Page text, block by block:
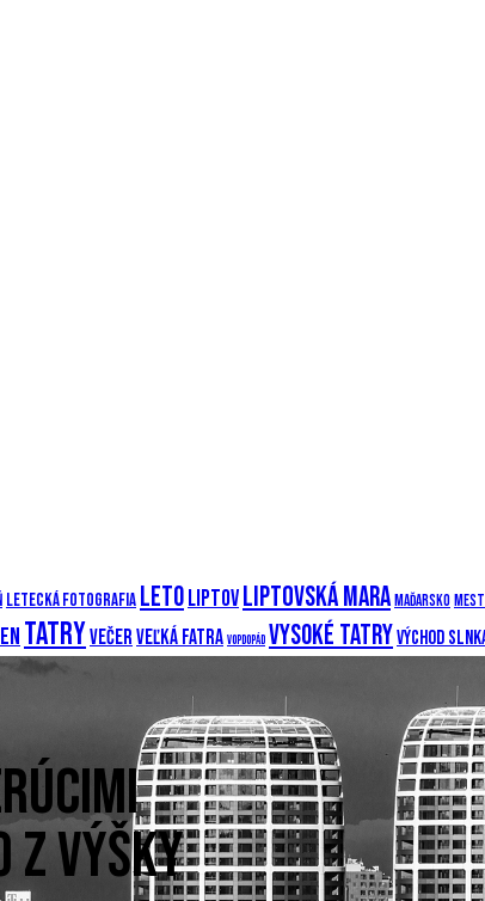
Letecká fotografia LetoLiptovLiptovská mara Maďarsko
TatryvečerVeľká Fatra Vopdopád Vysoké TatryVýchod
Z VÝŠKY